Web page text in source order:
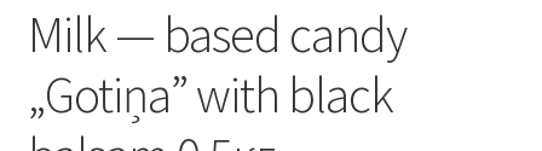
Milk — based candy
„Gotiņa” with black